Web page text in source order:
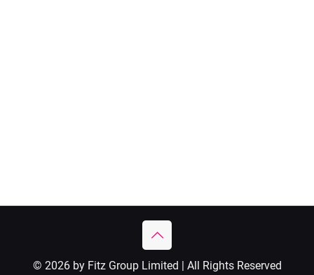
© 2026 by Fitz Group Limited | All Rights Reserved